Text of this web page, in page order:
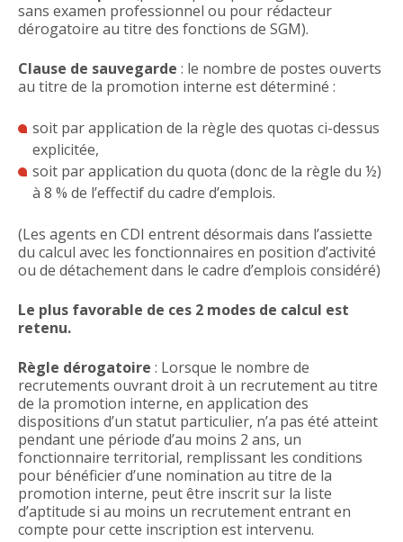
sans examen professionnel ou pour rédacteur
dérogatoire au titre des fonctions de SGM).
Clause de sauvegarde : le nombre de postes ouverts
au titre de la promotion interne est déterminé :
soit par application de la règle des quotas ci-dessus
explicitée,
soit par application du quota (donc de la règle du ½)
à 8 % de l’effectif du cadre d’emplois.
(Les agents en CDI entrent désormais dans l’assiette
du calcul avec les fonctionnaires en position d’activité
ou de détachement dans le cadre d’emplois considéré)
Le plus favorable de ces 2 modes de calcul est
retenu.
Règle dérogatoire : Lorsque le nombre de
recrutements ouvrant droit à un recrutement au titre
de la promotion interne, en application des
dispositions d’un statut particulier, n’a pas été atteint
pendant une période d’au moins 2 ans, un
fonctionnaire territorial, remplissant les conditions
pour bénéficier d’une nomination au titre de la
promotion interne, peut être inscrit sur la liste
d’aptitude si au moins un recrutement entrant en
compte pour cette inscription est intervenu.